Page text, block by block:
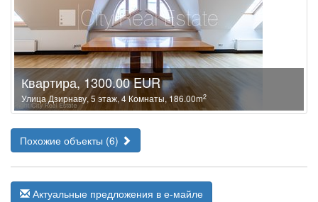
Квартира, 1300.00 EUR
Улица Дзирнаву, 5 этаж, 4 Комнаты, 186.00m2
Похожие объекты (6)
Актуальные предложения в е-майле